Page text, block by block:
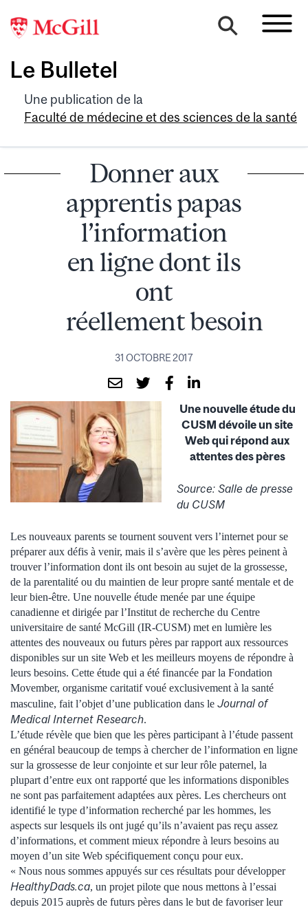
Le Bulletel
Une publication de la
Faculté de médecine et des sciences de la santé
Donner aux
apprentis papas
l’information
en ligne dont ils
ont
réellement besoin
31 OCTOBRE 2017
Une nouvelle étude du
CUSM dévoile un site
Web qui répond aux
attentes des pères
Source: Salle de presse
du CUSM
Les nouveaux parents se tournent souvent vers l’internet pour se
préparer aux défis à venir, mais il s’avère que les pères peinent à
trouver l’information dont ils ont besoin au sujet de la grossesse,
de la parentalité ou du maintien de leur propre santé mentale et de
leur bien-être. Une nouvelle étude menée par une équipe
canadienne et dirigée par l’Institut de recherche du Centre
universitaire de santé McGill (IR-CUSM) met en lumière les
attentes des nouveaux ou futurs pères par rapport aux ressources
disponibles sur un site Web et les meilleurs moyens de répondre à
leurs besoins. Cette étude qui a été financée par la Fondation
Movember, organisme caritatif voué exclusivement à la santé
masculine, fait l’objet d’une publication dans le Journal of
Medical Internet Research.
L’étude révèle que bien que les pères participant à l’étude passent
en général beaucoup de temps à chercher de l’information en ligne
sur la grossesse de leur conjointe et sur leur rôle paternel, la
plupart d’entre eux ont rapporté que les informations disponibles
ne sont pas parfaitement adaptées aux pères. Les chercheurs ont
identifié le type d’information recherché par les hommes, les
aspects sur lesquels ils ont jugé qu’ils n’avaient pas reçu assez
d’informations, et comment mieux répondre à leurs besoins au
moyen d’un site Web spécifiquement conçu pour eux.
« Nous nous sommes appuyés sur ces résultats pour développer
HealthyDads.ca, un projet pilote que nous mettons à l’essai
depuis 2015 auprès de futurs pères dans le but de favoriser leur